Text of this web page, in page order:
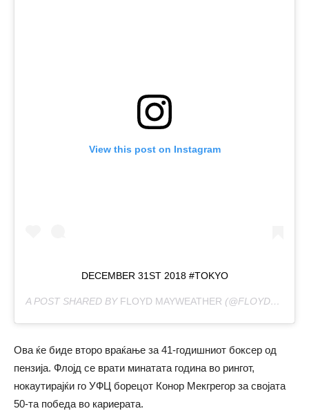
View this post on Instagram
DECEMBER 31ST 2018 #TOKYO
A POST SHARED BY FLOYD MAYWEATHER (@FLOYDMAYWEATHER) ON
Ова ќе биде второ враќање за 41-годишниот боксер од
пензија. Флојд се врати минатата година во рингот,
нокаутирајќи го УФЦ борецот Конор Мекгрегор за својата
50-та победа во кариерата.